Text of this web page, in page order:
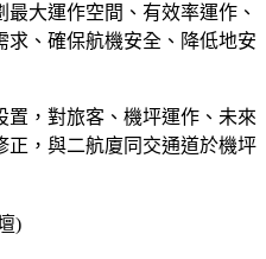
大運作空間、有效率運作、
、確保航機安全、降低地安
，對旅客、機坪運作、未來
正，與二航廈同交通道於機坪
)